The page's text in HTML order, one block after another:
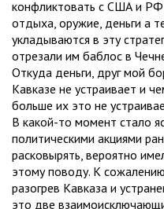
конфликтовать с США и
отдыха, оружие, деньги а
укладываются в эту
отрезали им баблос в
Откуда деньги, друг мой
Кавказе не устраивает и
больше их это не
В какой-то момент стало
политическими акциями
расковырять, вероятно
этому поводу. К
разогрев Кавказа и
это две